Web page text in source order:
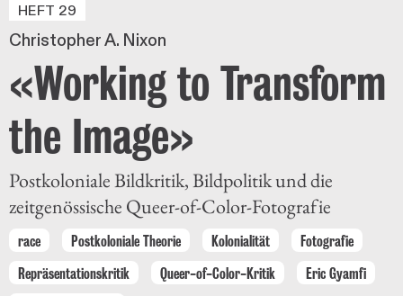
HEFT 29
Christopher A. Nixon
«Working to Transform
the Image»
Postkoloniale Bildkritik, Bildpolitik und die
zeitgenössische Queer-of-Color-Fotografie
race Postkoloniale Theorie Kolonialität
Fotografie
Repräsentationskritik
Queer-of-Color-Kritik
Eric Gyamfi